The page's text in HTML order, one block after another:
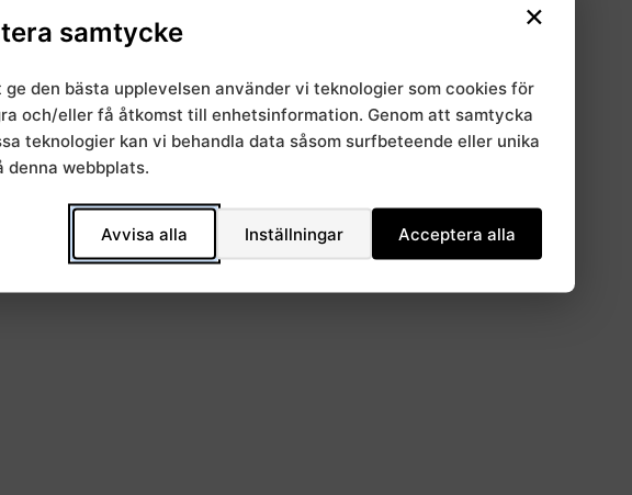
×
samtycke
ge den bästa upplevelsen använder vi teknologier som cookies för
och/eller få åtkomst till enhetsinformation. Genom att samtycka
teknologier kan vi behandla data såsom surfbeteende eller unika
denna webbplats.
Avvisa alla Inställningar Acceptera alla